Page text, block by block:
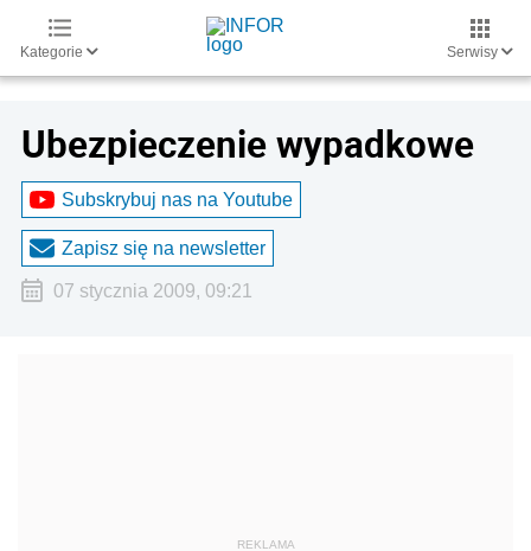
Kategorie Serwisy
Ubezpieczenie wypadkowe
Subskrybuj nas na Youtube
Zapisz się na newsletter
07 stycznia 2009, 09:21